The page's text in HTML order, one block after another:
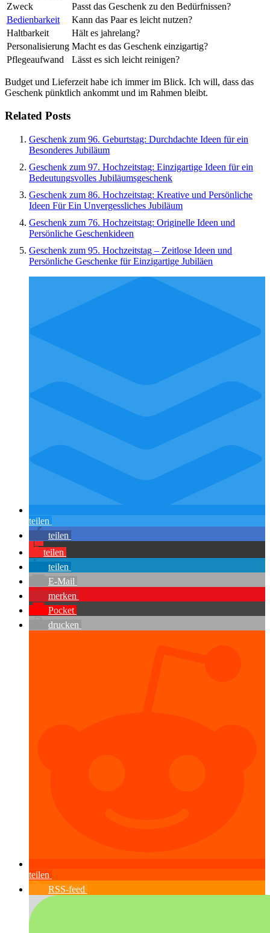
Zweck
Passt das Geschenk zu den Bedürfnissen?
Bedienbarkeit
Kann das Paar es leicht nutzen?
Haltbarkeit
Hält es jahrelang?
Personalisierung Macht es das Geschenk einzigartig?
Pflegeaufwand
Lässt es sich leicht reinigen?
Budget und Lieferzeit habe ich immer im Blick. Ich will, dass das
Geschenk pünktlich ankommt und im Rahmen bleibt.
Related Posts
Geschenk zum 96. Geburtstag: Durchdachte Ideen für ein
Besonderes Jubiläum
Geschenk zum 97. Hochzeitstag: Einzigartige Ideen für ein
Bedeutungsvolles Jubiläumsgeschenk
Geschenk zum 86. Hochzeitstag: Kreative und Persönliche
Ideen Für Ein Unvergessliches Jubiläum
Geschenk zum 76. Hochzeitstag: Originelle Ideen und
Persönliche Geschenkideen
Geschenk zum 95. Hochzeitstag – Zeitlose Ideen und
Persönliche Geschenke für Einzigartige Jubiläen
teilen
teilen
teilen
teilen
E-Mail
merken
Pocket
drucken
teilen
RSS-feed